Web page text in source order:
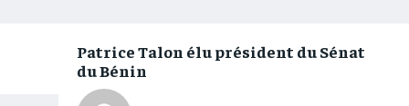
COMMUNIQUÉ
CULTURE
COMMUNIQUÉ
CULTURE
COMMUNIQUÉ
CULTURE
COMMUNIQUÉ
CULTURE
Patrice Talon élu président du Sénat
du Bénin